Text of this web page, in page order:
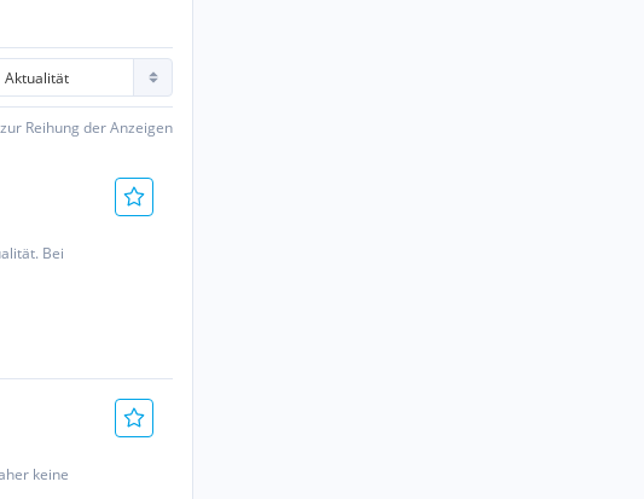
Reihung der Anzeigen
Bei
keine